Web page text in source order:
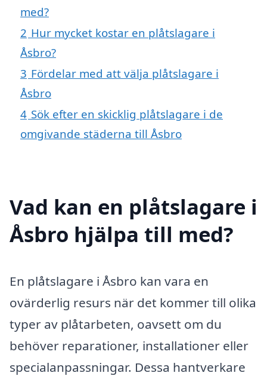
med?
2 Hur mycket kostar en plåtslagare i
Åsbro?
3 Fördelar med att välja plåtslagare i
Åsbro
4 Sök efter en skicklig plåtslagare i de
omgivande städerna till Åsbro
Vad kan en plåtslagare i
Åsbro hjälpa till med?
En plåtslagare i Åsbro kan vara en
ovärderlig resurs när det kommer till olika
typer av plåtarbeten, oavsett om du
behöver reparationer, installationer eller
specialanpassningar. Dessa hantverkare